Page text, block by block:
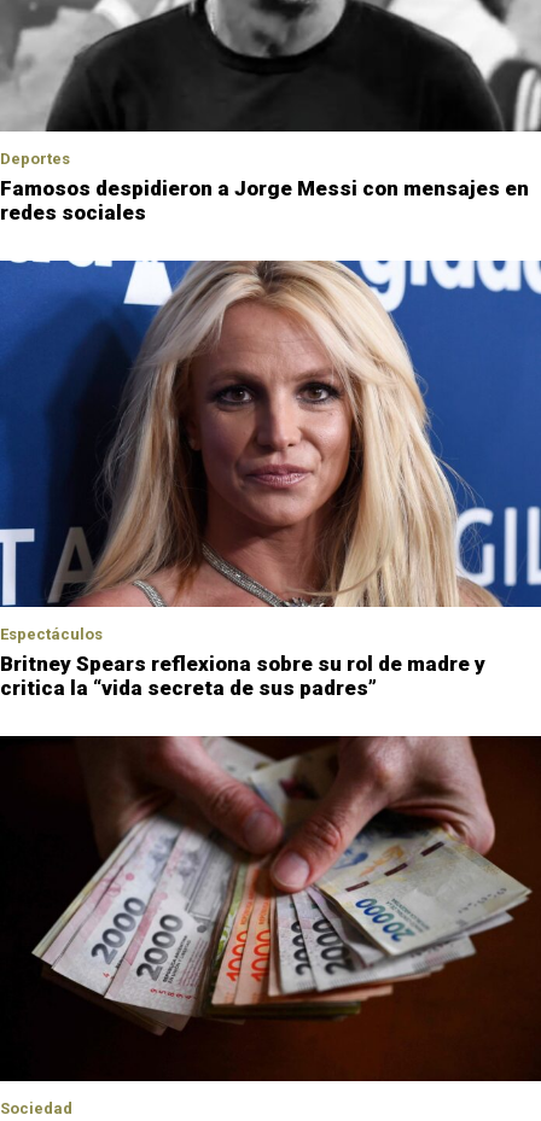
Deportes
Famosos despidieron a Jorge Messi con mensajes en
redes sociales
Espectáculos
Britney Spears reflexiona sobre su rol de madre y
critica la “vida secreta de sus padres”
Sociedad